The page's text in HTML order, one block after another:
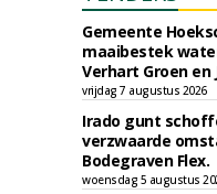
Gemeente
maaibestek
Verhart Groen en
vrijdag 7 augustus 2026
Irado gunt
verzwaarde
Bodegraven Flex.
woensdag 5 augustus